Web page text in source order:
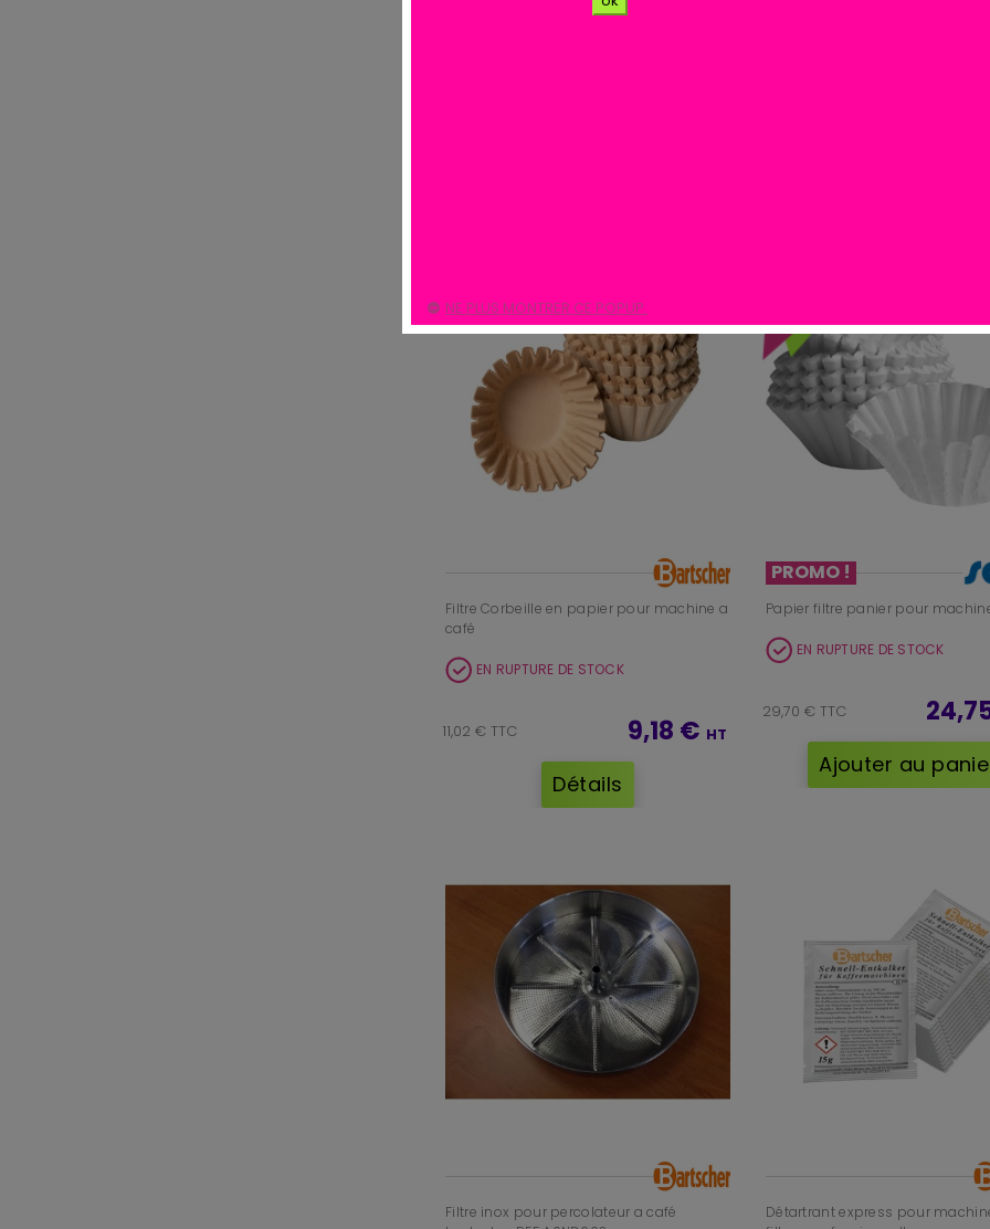
Filtre Corbeille en papier pour machine a
café
EN RUPTURE DE STOCK
11,02 € TTC 9,18 € HT
Détails
PROMO !
Papier filtre panier pour
EN RUPTURE DE STOCK
29,70 € TTC
Ajouter au
Filtre inox pour percolateur a café
Détartrant express pour
NE PLUS MONTRER CE POPUP.